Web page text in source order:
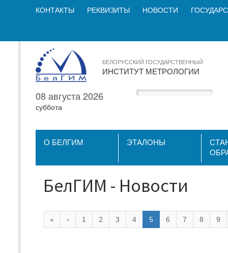
КОНТАКТЫ РЕКВИЗИТЫ НОВОСТИ
БЕЛОРУССКИЙ ГОСУДАРСТВЕННЫЙ
ИНСТИТУТ МЕТРОЛОГИИ
08 августа 2026
суббота
О БЕЛГИМ ЭТАЛОНЫ
БелГИМ - Новости
« ‹ 1 2 3 4 5 6 7 8 9